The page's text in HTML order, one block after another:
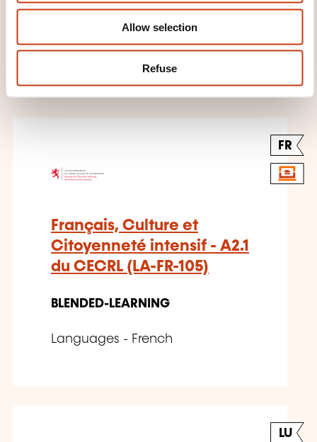
Allow selection
Refuse
THESE COURSES MIGHT
INTEREST YOU
FR
Français, Culture et
Citoyenneté intensif - A2.1
du CECRL (LA-FR-105)
BLENDED-LEARNING
Languages - French
LU